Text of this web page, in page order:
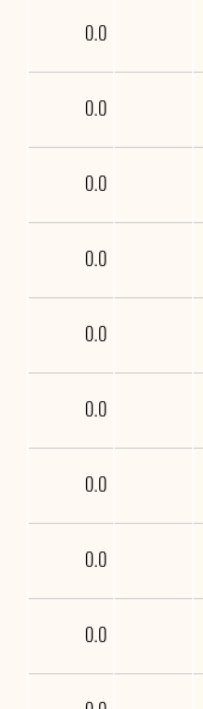
0.0
0.0
0.0
0.0
0.0
0.0
0.0
0.0
0.0